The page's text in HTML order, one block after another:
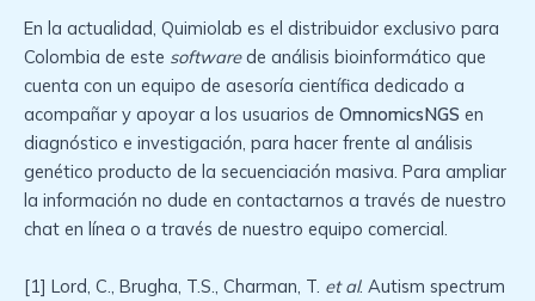
En la actualidad, Quimiolab es el distribuidor exclusivo para
Colombia de este softwarede análisis bioinformático que
cuenta con un equipo de asesoría científica dedicado a
acompañar y apoyar a los usuarios de OmnomicsNGS en
diagnóstico e investigación, para hacer frente al análisis
genético producto de la secuenciación masiva. Para ampliar
la información no dude en contactarnos a través de nuestro
chat en línea o a través de nuestro equipo comercial.
[1] Lord, C., Brugha, T.S., Charman, T. et al. Autism spectrum